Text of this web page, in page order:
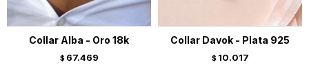
Collar Alba - Oro 18k
$ 67.469
Collar Davok - Plata 925
$ 10.017